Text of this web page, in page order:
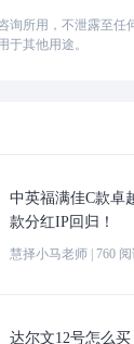
询所用，不泄露至任
于其他用途。
中英福满佳C款卓
款分红IP回归！
慧择小马老师 760
达尔文12号怎么买